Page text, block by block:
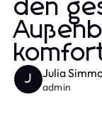
den
J Julia
admin